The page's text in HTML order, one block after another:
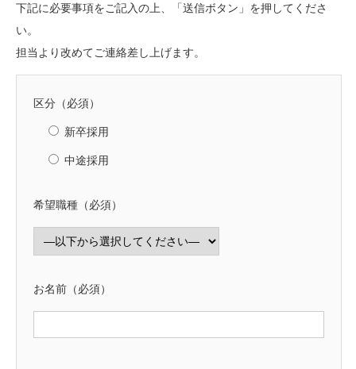
下記に必要事項をご記入の上、「送信ボタン」を押してくださ
い。
担当より改めてご連絡差し上げます。
区分（必須）
新卒採用
中途採用
希望職種（必須）
お名前（必須）